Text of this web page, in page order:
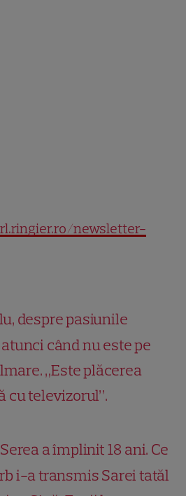
newsletter-
despre pasiunile
când nu este pe
„Este plăcerea
cu televizorul”.
a împlinit 18 ani. Ce
i-a transmis Sarei tatăl